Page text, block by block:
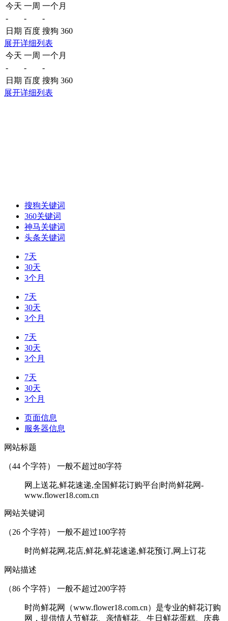
今天 一周 一个月
-
-
-
日期 百度 搜狗 360
展开详细列表
今天 一周 一个月
-
-
-
日期 百度 搜狗 360
展开详细列表
搜狗关键词
360关键词
神马关键词
头条关键词
7天
30天
3个月
7天
30天
3个月
7天
30天
3个月
7天
30天
3个月
页面信息
服务器信息
网站标题
（44 个字符） 一般不超过80字符
网上送花,鲜花速递,全国鲜花订购平台|时尚鲜花网-
www.flower18.com.cn
网站关键词
（26 个字符） 一般不超过100字符
时尚鲜花网,花店,鲜花,鲜花速递,鲜花预订,网上订花
网站描述
（86 个字符） 一般不超过200字符
时尚鲜花网（www.flower18.com.cn）是专业的鲜花订购
网，提供情人节鲜花、亲情鲜花、生日鲜花蛋糕、庆典